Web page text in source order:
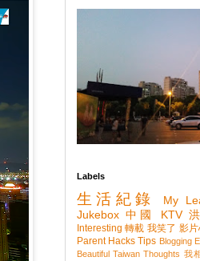
Labels
生活紀錄 My
Jukebox 中國 KTV
Interesting 轉載 我笑了 影
Parent Hacks Tips Blogging
Beautiful Taiwan Thoughts 我